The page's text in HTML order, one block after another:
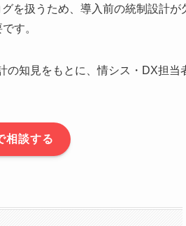
を扱うため、導入前の統制設計が
す。
の知見をもとに、情シス・DX担当
相談する